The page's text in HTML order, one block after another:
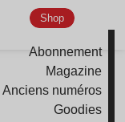
Shop
Abonnement
Magazine
Anciens numéros
Goodies